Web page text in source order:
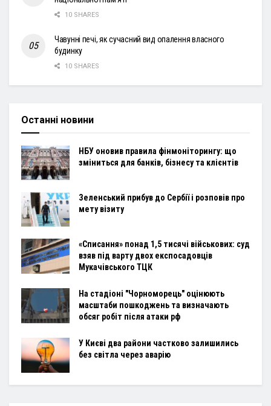
10 SHARES
Чавунні печі, як сучасний вид опалення власного
будинку
10 SHARES
Останні новини
НБУ оновив правила фінмоніторингу: що
зміниться для банків, бізнесу та клієнтів
Зеленський прибув до Сербії і розповів про
мету візиту
«Списання» понад 1,5 тисячі військових: суд
взяв під варту двох експосадовців
Мукачівського ТЦК
На стадіоні "Чорноморець" оцінюють
масштаби пошкоджень та визначають
обсяг робіт після атаки рф
У Києві два райони частково залишились
без світла через аварію